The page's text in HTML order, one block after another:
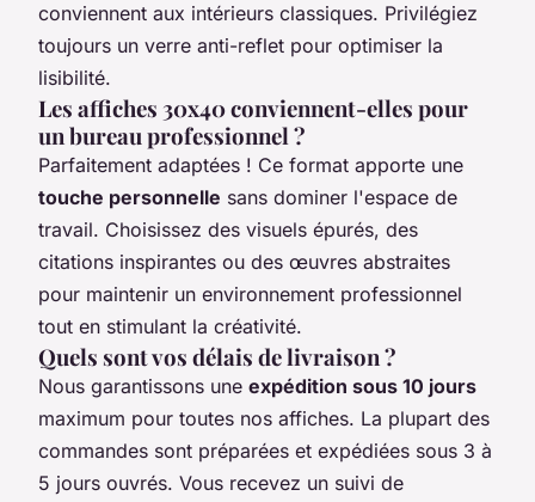
conviennent aux intérieurs classiques. Privilégiez
toujours un verre anti-reflet pour optimiser la
lisibilité.
Les affiches 30x40 conviennent-elles pour
un bureau professionnel ?
Parfaitement adaptées ! Ce format apporte une
touche personnelle sans dominer l'espace de
travail. Choisissez des visuels épurés, des
citations inspirantes ou des œuvres abstraites
pour maintenir un environnement professionnel
tout en stimulant la créativité.
Quels sont vos délais de livraison ?
Nous garantissons une expédition sous 10 jours
maximum pour toutes nos affiches. La plupart des
commandes sont préparées et expédiées sous 3 à
5 jours ouvrés. Vous recevez un suivi de